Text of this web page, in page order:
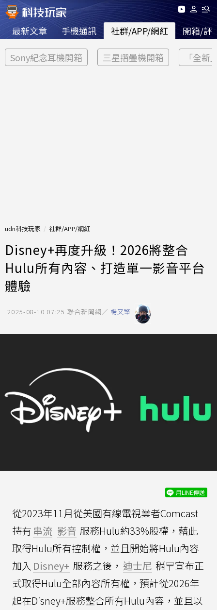
最新文章 手機通訊 社群/APP/網紅 開箱/評
Sony紀念耳機開箱 三星摺疊機開箱 「全新
udn科技玩家 社群/APP/網紅
Disney+再度升級！2026將整合
Hulu所有內容、打造單一影音平台
體驗
2025-08-10 07:25 聯合新聞網／ 楊又肇
用LINE傳送
從2023年11月從美國有線電視業者Comcast
持有 串流 影音 服務Hulu約33%股權，藉此
取得Hulu所有控制權，並且開始將Hulu內容
加入 Disney+ 服務之後， 迪士尼 稍早宣布正
式取得Hulu全部內容所有權，預計從2026年
起在Disney+服務整合所有Hulu內容，並且以